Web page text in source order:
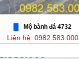
Mộ bành đá 4732
Liên hệ: 0982.583.000